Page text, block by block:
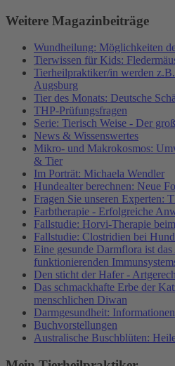
Weitere Magazinbeiträge
Wundheilung: Möglichkeiten
Tierwissen für Kids:
Tierheilpraktiker/in werden
Augsburg
Tier des Monats: Deutsche
THP-Prüfungsfragen
Serie: Tierisch Weise - Der
News & Wissenswertes
Mikro- und Makrokosmos:
& Tier
Im Porträt: Michaela Wendler
Hundealter berechnen: Neue
Fragen Sie unseren Experten:
Farbtherapie - Erfolgreiche
Fallstudie: Horvi-Therapie
Fallstudie: Clostridien bei
Eine gesunde Darmflora ist
funktionierenden
Den sticht der Hafer -
Das schmackhafte Erbe der
menschlichen Diwan
Darmgesundheit:
Buchvorstellungen
Australische Buschblüten: